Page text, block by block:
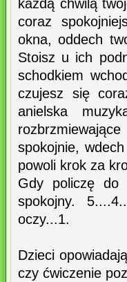
każdą chwilą
coraz
okna, oddech
Stoisz u ich
schodkiem
czujesz się
anielska
spokojnie,
powoli krok za
Gdy policzę do
spokojny.
oczy...1.
Dzieci
czy ćwiczenie